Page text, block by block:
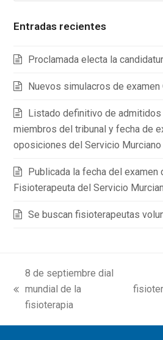
Entradas recientes
Proclamada electa la
Nuevos simulacros de examen
Listado definitivo de admitidos
miembros del tribunal y fecha de
oposiciones del Servicio Murciano
Publicada la fecha del examen
Fisioterapeuta del Servicio
Se buscan fisioterapeutas
previous
post:
8 de septiembre dial
mundial de la
fisioterapia
next